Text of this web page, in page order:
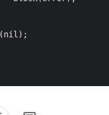
(nil );